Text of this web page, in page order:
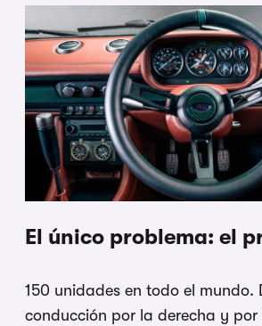
El único problema: el
150 unidades en todo el mundo.
conducción por la derecha y por